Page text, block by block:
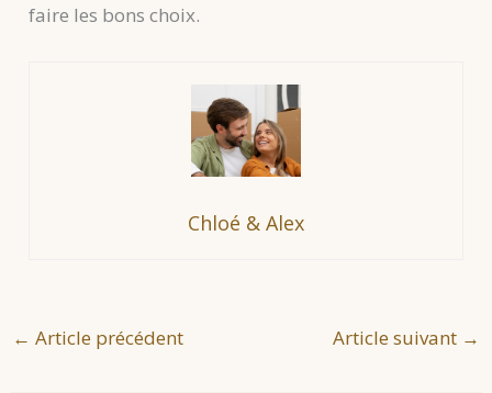
faire les bons choix.
Chloé & Alex
← Article précédent Article suivant →